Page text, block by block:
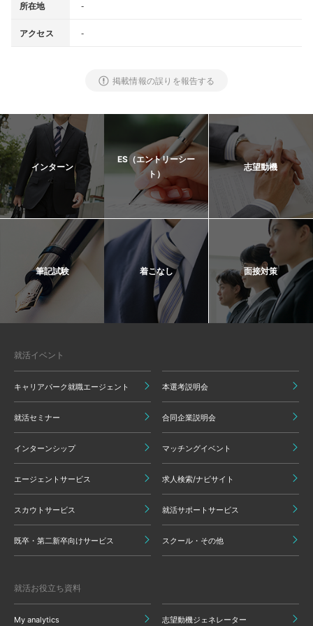
所在地 ‐
アクセス -
掲載情報の誤りを報告する
インターン
ES（エントリーシー
ト）
志望動機
筆記試験 着こなし 面接対策
就活イベント
キャリアパーク就職エージェント 本選考説明会
就活セミナー 合同企業説明会
インターンシップ マッチングイベント
エージェントサービス 求人検索/ナビサイト
スカウトサービス 就活サポートサービス
既卒・第二新卒向けサービス スクール・その他
就活お役立ち資料
My analytics 志望動機ジェネレーター